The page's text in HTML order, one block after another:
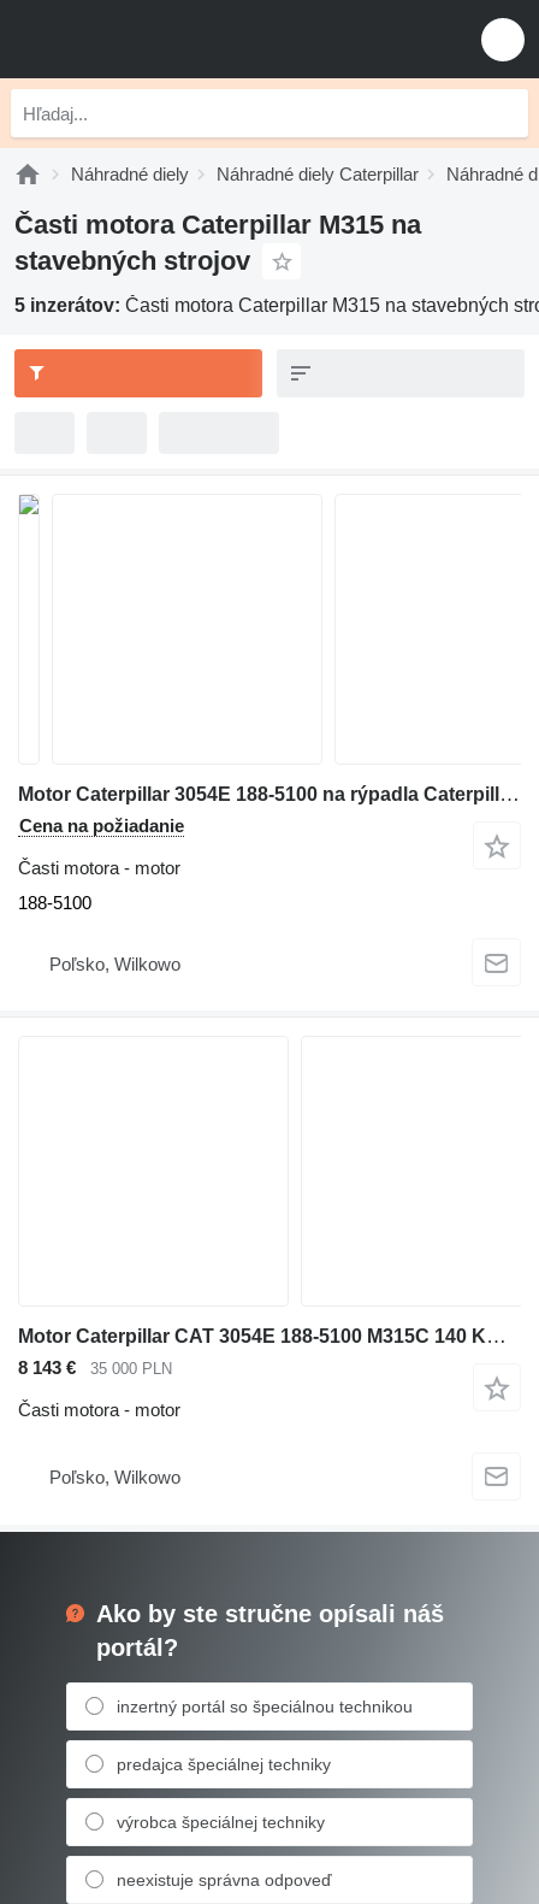
Náhradné diely Náhradné diely Caterpillar Náhradné
Časti motora Caterpillar M315 na
stavebných strojov
5 inzerátov: Časti motora Caterpillar M315 na stavebných
Motor Caterpillar 3054E 188-5100 na rýpadla Caterpillar M315C
Cena na požiadanie
Časti motora - motor
188-5100
Poľsko, Wilkowo
Motor Caterpillar CAT 3054E 188-5100 M315C 140 KM na teleskopického čelného nakladača
8 143 € 35 000 PLN
Časti motora - motor
Poľsko, Wilkowo
Ako by ste stručne opísali náš
portál?
inzertný portál so špeciálnou technikou
predajca špeciálnej techniky
výrobca špeciálnej techniky
neexistuje správna odpoveď